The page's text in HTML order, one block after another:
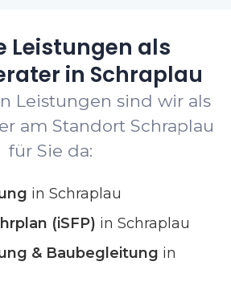
Leistungen als
in Schraplau
Leistungen sind wir als
am Standort Schraplau
für Sie da:
in Schraplau
(iSFP) in Schraplau
& Baubegleitung in